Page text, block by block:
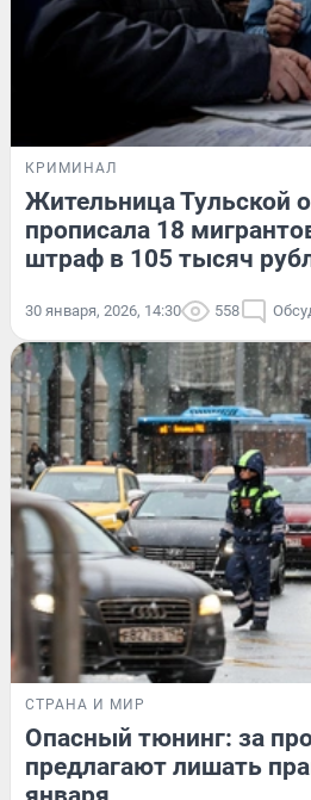
КРИМИНАЛ
Жительница Тульской
прописала 18
штраф в 105 тысяч
30 января, 2026, 14:30 558
СТРАНА И МИР
Опасный тюнинг: за
предлагают лишать